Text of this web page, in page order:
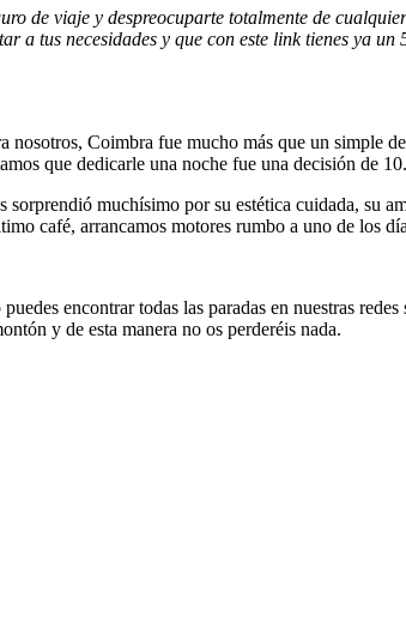
de viaje y despreocuparte totalmente de
a tus necesidades y que con este link tienes ya un
nosotros, Coimbra fue mucho más que un simple
que dedicarle una noche fue una decisión de 10.
sorprendió muchísimo por su estética cuidada, su
café, arrancamos motores rumbo a uno de los
encontrar todas las paradas en nuestras
y de esta manera no os perderéis nada.